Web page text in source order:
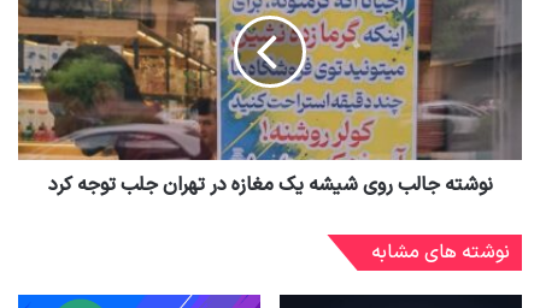
نوشته جالب روی شیشه یک مغازه در تهران جلب توجه کرد
نوشته های مشابه